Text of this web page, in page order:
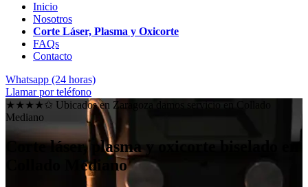
Inicio
Nosotros
Corte Láser, Plasma y Oxicorte
FAQs
Contacto
Whatsapp (24 horas)
Llamar por teléfono
★★★★✩ Ubicados en Zaragoza damos servicio en
Mediano
Corte láser, plasma y oxicorte biselado en
Collado Mediano